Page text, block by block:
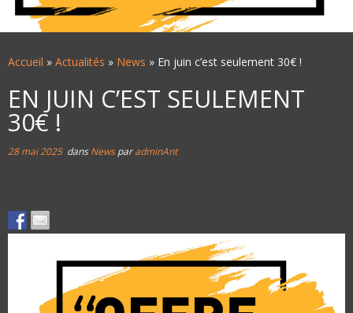
Accueil » Actualités » News » En juin c’est seulement 30€ !
EN JUIN C’EST SEULEMENT
30€ !
28 mai 2025dansNewsparadminAnt